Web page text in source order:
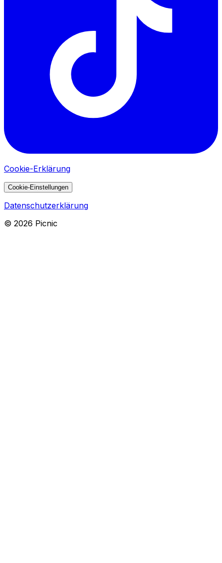
Cookie-Erklärung
Cookie-Einstellungen
Datenschutzerklärung
© 2026 Picnic